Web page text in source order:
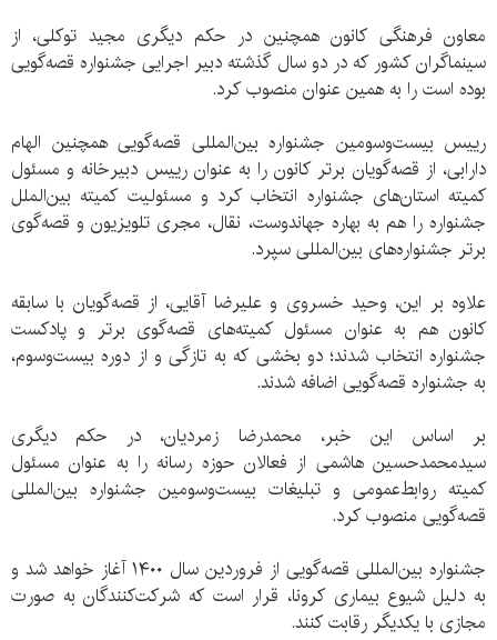
معاون فرهنگی کانون همچنین در حکم دیگری مجید توکلی، از
سینماگران کشور که در دو سال گذشته دبیر اجرایی جشنواره قصه‌گویی
بوده است را به همین عنوان منصوب کرد.
رییس بیست‌وسومین جشنواره بین‌المللی قصه‌گویی همچنین الهام
دارابی، از قصه‌گویان برتر کانون را به عنوان رییس دبیرخانه و مسئول
کمیته استان‌های جشنواره انتخاب کرد و مسئولیت کمیته بین‌الملل
جشنواره را هم به بهاره جهاندوست، نقال، مجری تلویزیون و قصه‌گوی
برتر جشنواره‌های بین‌المللی سپرد.
علاوه بر این، وحید خسروی و علیرضا آقایی، از قصه‌گویان با سابقه
کانون هم به عنوان مسئول کمیته‌های قصه‌گوی برتر و پادکست
جشنواره انتخاب شدند؛ دو بخشی که به تازگی و از دوره بیست‌وسوم،
به جشنواره قصه‌گویی اضافه شدند.
بر اساس این خبر، محمدرضا زمردیان، در حکم دیگری
سیدمحمدحسین هاشمی از فعالان حوزه رسانه را به عنوان مسئول
کمیته روابط‌عمومی و تبلیغات بیست‌وسومین جشنواره بین‌المللی
قصه‌گویی منصوب کرد.
جشنواره بین‌المللی قصه‌گویی از فروردین سال ۱۴۰۰ آغاز خواهد شد و
به دلیل شیوع بیماری کرونا، قرار است که شرکت‌کنندگان‌ به صورت
مجازی با یکدیگر رقابت کنند.